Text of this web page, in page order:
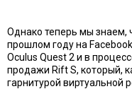
Однако теперь мы знаем,
прошлом году на
Oculus Quest 2 и в
продажи Rift S, который,
гарнитурой виртуальной